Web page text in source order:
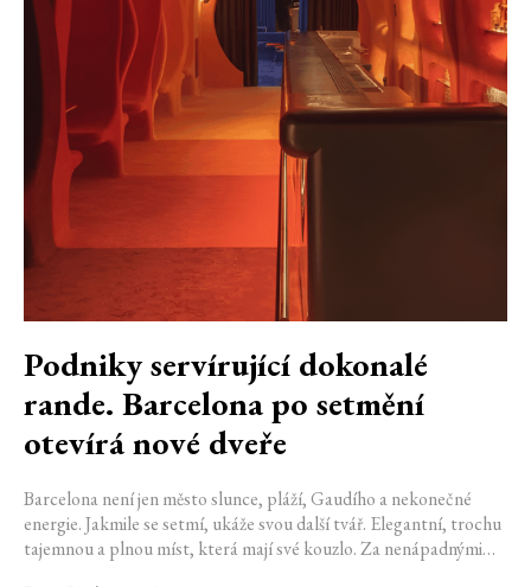
Podniky servírující dokonalé
rande. Barcelona po setmění
otevírá nové dveře
Barcelona není jen město slunce, pláží, Gaudího a nekonečné
energie. Jakmile se setmí, ukáže svou další tvář. Elegantní, trochu
tajemnou a plnou míst, která mají své kouzlo. Za nenápadnými